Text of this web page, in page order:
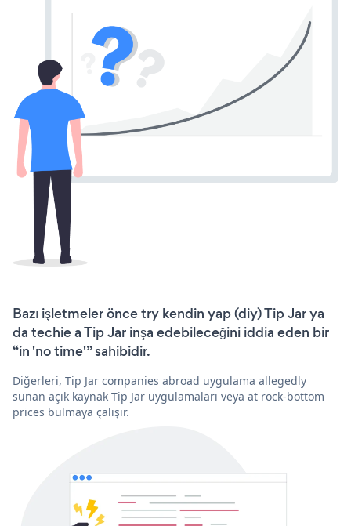
Bazı işletmeler önce try kendin yap (diy) Tip Jar ya
da techie a Tip Jar inşa edebileceğini iddia eden bir
“in 'no time'” sahibidir.
Diğerleri, Tip Jar companies abroad uygulama allegedly
sunan açık kaynak Tip Jar uygulamaları veya at rock-bottom
prices bulmaya çalışır.